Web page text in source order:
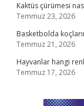
Kaktüs çürümesi
Temmuz 23, 2026
Basketbolda
Temmuz 21, 2026
Hayvanlar hangi
Temmuz 17, 2026